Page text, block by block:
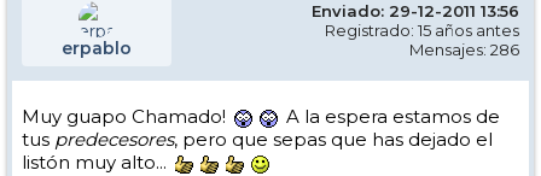
erpablo
Enviado: 29-12-2011 13:56
Registrado: 15 años antes
Mensajes: 286
Muy guapo Chamado!
A la espera estamos de
tus predecesores, pero que sepas que has dejado el
listón muy alto...